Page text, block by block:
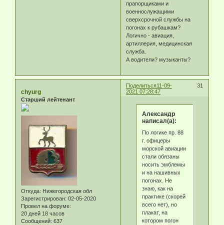
прапорщиками и
военнослужащими
сверхсрочной службы на
погонах к рубашкам?
Логично - авиация,
артиллерия, медицинская
служба.
А водители? музыканты?
Поделиться 31
11-09-
2021 07:28:47
chyurg
Старший лейтенант
Откуда: Нижегородская обл
Зарегистрирован: 02-05-2020
Провел на форуме:
20 дней 18 часов
Сообщений: 637
Александр
написал(а):
По логике пр. 88
г. офицеры
морской авиации
стали обязаны
носить эмблемы
и на нашивных
погонах. Не
знаю, как на
практике (скорей
всего нет), но
плакат, на
котором погон